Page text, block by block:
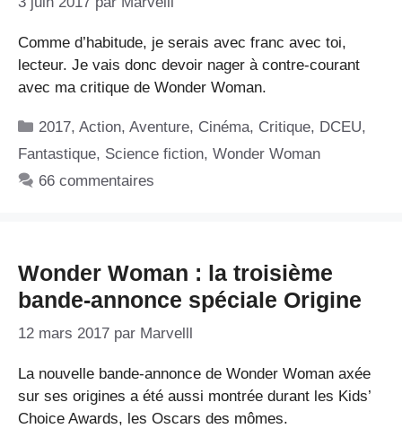
Comme d’habitude, je serais avec franc avec toi,
lecteur. Je vais donc devoir nager à contre-courant
avec ma critique de Wonder Woman.
Catégories
2017,Action,Aventure, Cinéma, Critique, DCEU,
Fantastique, Science fiction, Wonder Woman
66 commentaires
Wonder Woman : la troisième
bande-annonce spéciale Origine
12 mars 2017 par Marvelll
La nouvelle bande-annonce de Wonder Woman axée
sur ses origines a été aussi montrée durant les Kids’
Choice Awards, les Oscars des mômes.